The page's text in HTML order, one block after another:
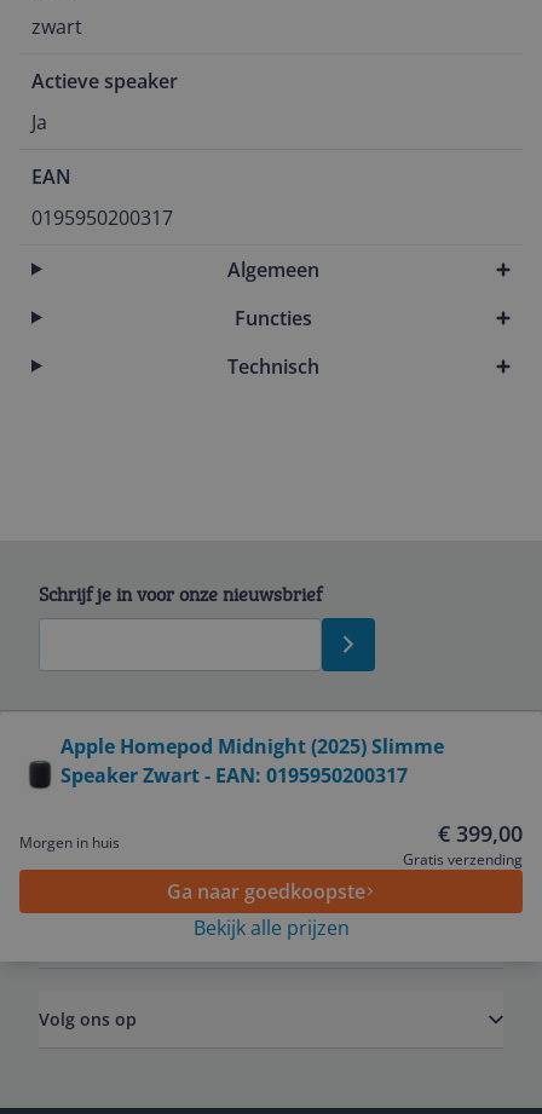
zwart
Actieve speaker
Ja
EAN
0195950200317
Algemeen
Functies
Technisch
Apple Homepod Midnight (2025) Slimme
Speaker Zwart - EAN: 0195950200317
Morgen in huis € 399,00
Gratis verzending
Ga naar goedkoopste
Bekijk alle prijzen
Schrijf je in voor onze nieuwsbrief
Service
Algemeen
Volg ons op